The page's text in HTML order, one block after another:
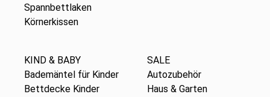
Spannbettlaken
Körnerkissen
KIND & BABY
Bademäntel für Kinder
Bettdecke Kinder
SALE
Autozubehör
Haus & Garten